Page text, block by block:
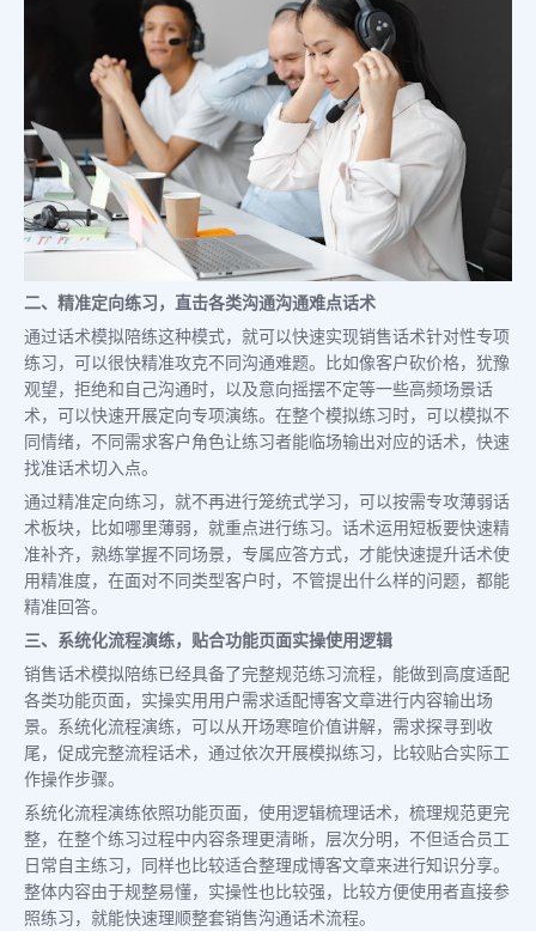
二、精准定向练习，直击各类沟通沟通难点话术
通过话术模拟陪练这种模式，就可以快速实现销售话术针对性专项
练习，可以很快精准攻克不同沟通难题。比如像客户砍价格，犹豫
观望，拒绝和自己沟通时，以及意向摇摆不定等一些高频场景话
术，可以快速开展定向专项演练。在整个模拟练习时，可以模拟不
同情绪，不同需求客户角色让练习者能临场输出对应的话术，快速
找准话术切入点。
通过精准定向练习，就不再进行笼统式学习，可以按需专攻薄弱话
术板块，比如哪里薄弱，就重点进行练习。话术运用短板要快速精
准补齐，熟练掌握不同场景，专属应答方式，才能快速提升话术使
用精准度，在面对不同类型客户时，不管提出什么样的问题，都能
精准回答。
三、系统化流程演练，贴合功能页面实操使用逻辑
销售话术模拟陪练已经具备了完整规范练习流程，能做到高度适配
各类功能页面，实操实用用户需求适配博客文章进行内容输出场
景。系统化流程演练，可以从开场寒暄价值讲解，需求探寻到收
尾，促成完整流程话术，通过依次开展模拟练习，比较贴合实际工
作操作步骤。
系统化流程演练依照功能页面，使用逻辑梳理话术，梳理规范更完
整，在整个练习过程中内容条理更清晰，层次分明，不但适合员工
日常自主练习，同样也比较适合整理成博客文章来进行知识分享。
整体内容由于规整易懂，实操性也比较强，比较方便使用者直接参
照练习，就能快速理顺整套销售沟通话术流程。